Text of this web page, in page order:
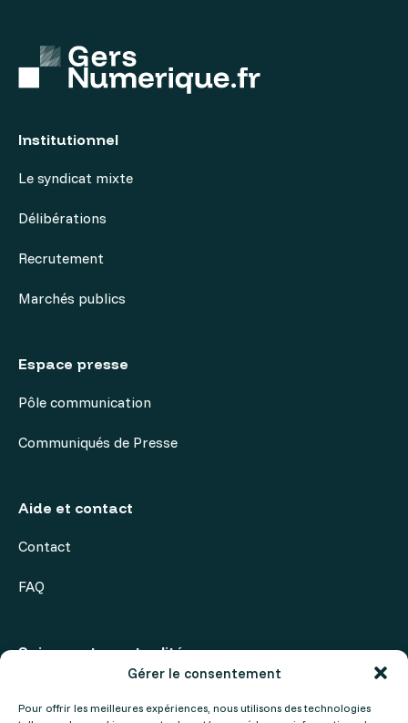
Gérer le consentement
Pour offrir les meilleures expériences, nous utilisons des technologies
Institutionnel
Le syndicat mixte
Délibérations
Recrutement
Marchés publics
Espace presse
Pôle communication
Communiqués de Presse
Aide et contact
Contact
FAQ
Suivez notre actualité